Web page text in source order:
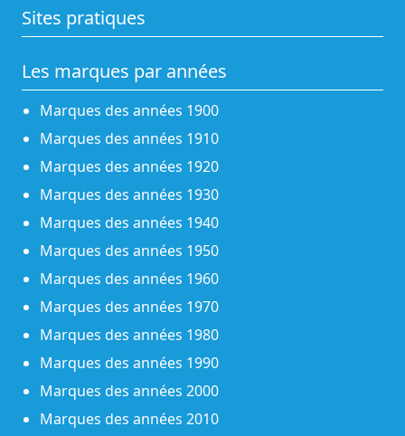
Sites pratiques
Les marques par années
Marques des années 1900
Marques des années 1910
Marques des années 1920
Marques des années 1930
Marques des années 1940
Marques des années 1950
Marques des années 1960
Marques des années 1970
Marques des années 1980
Marques des années 1990
Marques des années 2000
Marques des années 2010